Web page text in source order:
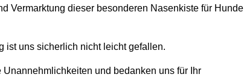
Vermarktung dieser besonderen Nasenkiste für Hunde
ist uns sicherlich nicht leicht gefallen.
Unannehmlichkeiten und bedanken uns für Ihr